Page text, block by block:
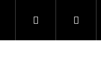
desek
Hledat